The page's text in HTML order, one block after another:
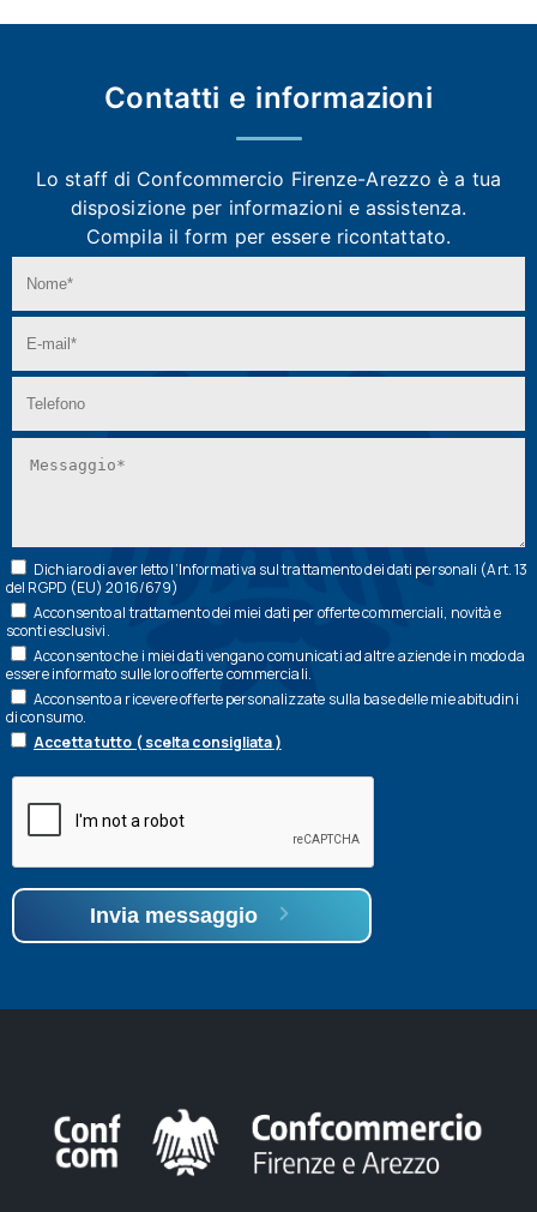
Contatti e informazioni
Lo staff di Confcommercio Firenze-Arezzoè a tua
disposizione per informazioni e assistenza.
Compila il form per essere ricontattato.
Dichiaro di aver letto l’Informativa sul trattamento dei dati personali (Art. 13
del RGPD (EU) 2016/679)
Acconsento al trattamento dei miei dati per offerte commerciali, novità e
sconti esclusivi.
Acconsento che i miei dati vengano comunicati ad altre aziende in modo da
essere informato sulle loro offerte commerciali.
Acconsento a ricevere offerte personalizzate sulla base delle mie abitudini
di consumo.
Accetta tutto ( scelta consigliata )
Invia messaggio